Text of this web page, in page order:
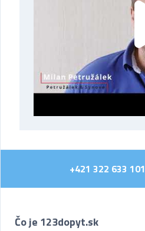
+421 322 633 101
Čo je 123dopyt.sk